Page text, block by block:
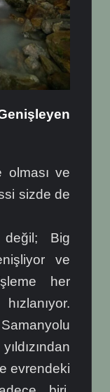
olması ve
sizde de
Big
ve
her
evrendeki